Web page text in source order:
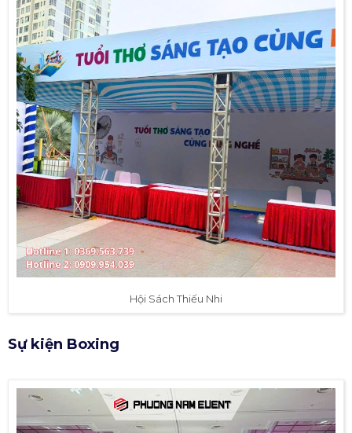
Hội Sách Thiếu Nhi
Sự kiện Boxing